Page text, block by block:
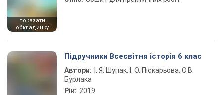
показати
обкладинку
Підручники Всесвітня історія 6 клас
Автори:
І. Я. Щупак, І. О. Піскарьова, О.В.
Бурлака
Рік: 2019